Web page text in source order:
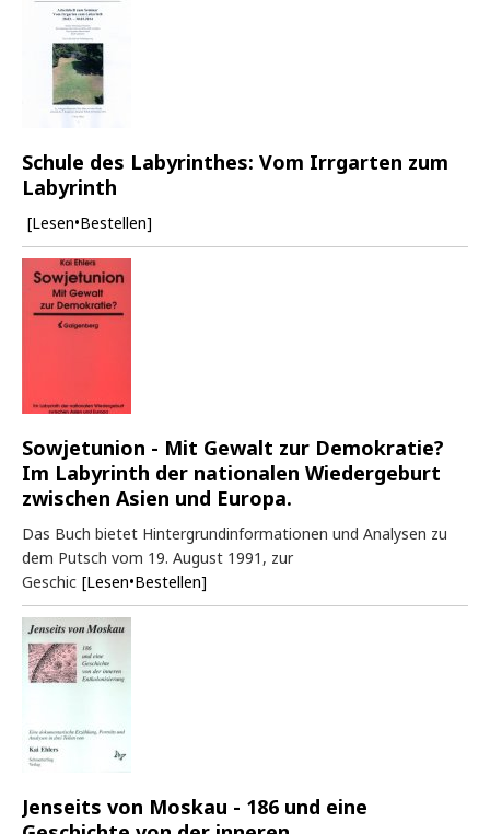
Schule des Labyrinthes: Vom Irrgarten zum
Labyrinth
[Lesen•Bestellen]
Sowjetunion - Mit Gewalt zur Demokratie?
Im Labyrinth der nationalen Wiedergeburt
zwischen Asien und Europa.
Das Buch bietet Hintergrundinformationen und Analysen zu
dem Putsch vom 19. August 1991, zur
Geschic [Lesen•Bestellen]
Jenseits von Moskau - 186 und eine